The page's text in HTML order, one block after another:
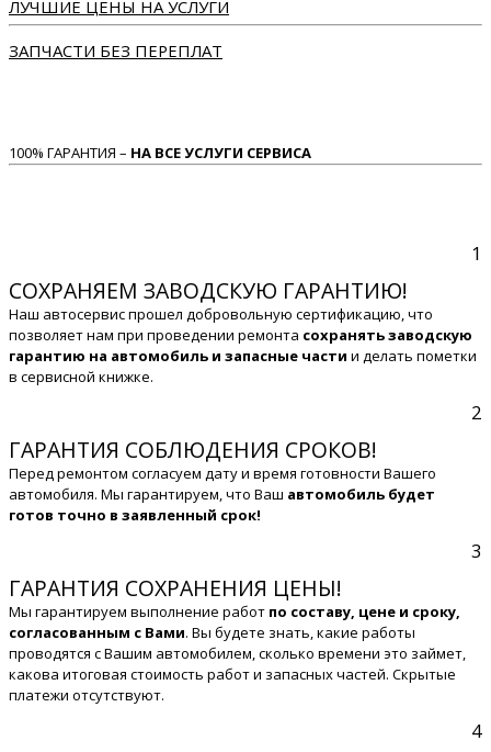
ЛУЧШИЕ ЦЕНЫ НА УСЛУГИ
ЗАПЧАСТИ БЕЗ ПЕРЕПЛАТ
100% ГАРАНТИЯ – НА ВСЕ УСЛУГИ СЕРВИСА
1
СОХРАНЯЕМ ЗАВОДСКУЮ ГАРАНТИЮ!
Наш автосервис прошел добровольную сертификацию, что
позволяет нам при проведении ремонта сохранять заводскую
гарантию на автомобиль и запасные части и делать пометки
в сервисной книжке.
2
ГАРАНТИЯ СОБЛЮДЕНИЯ СРОКОВ!
Перед ремонтом согласуем дату и время готовности Вашего
автомобиля. Мы гарантируем, что Ваш автомобиль будет
готов точно в заявленный срок!
3
ГАРАНТИЯ СОХРАНЕНИЯ ЦЕНЫ!
Мы гарантируем выполнение работ по составу, цене и сроку,
согласованным с Вами. Вы будете знать, какие работы
проводятся с Вашим автомобилем, сколько времени это займет,
какова итоговая стоимость работ и запасных частей. Скрытые
платежи отсутствуют.
4